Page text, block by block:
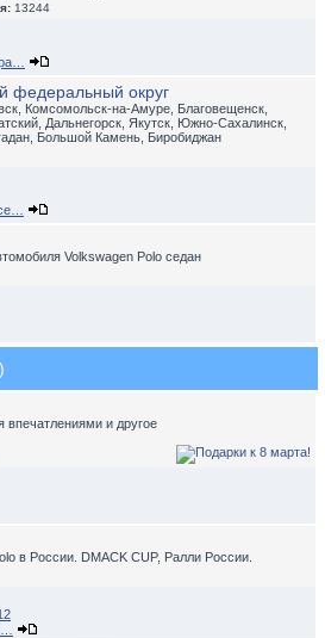
13244
федеральный округ
Комсомольск-на-Амуре, Благовещенск,
Дальнегорск, Якутск, Южно-Сахалинск,
Большой Камень, Биробиджан
Volkswagen Polo седан
и другое
в России. DMACK CUP, Ралли России.